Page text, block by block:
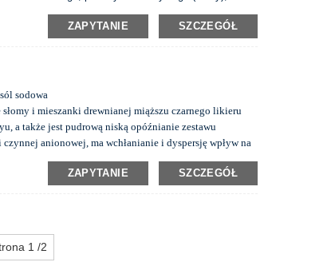
ZAPYTANIE SZCZEGÓŁ
sodowa
i mieszanki drewnianej miąższu czarnego likieru
a także jest pudrową niską opóźnianie zestawu
anionowej, ma wchłanianie i dyspersję wpływ na
dużą ilość przemysłowej ligniny. Jednym z jego
ZAPYTANIE SZCZEGÓŁ
1 /2